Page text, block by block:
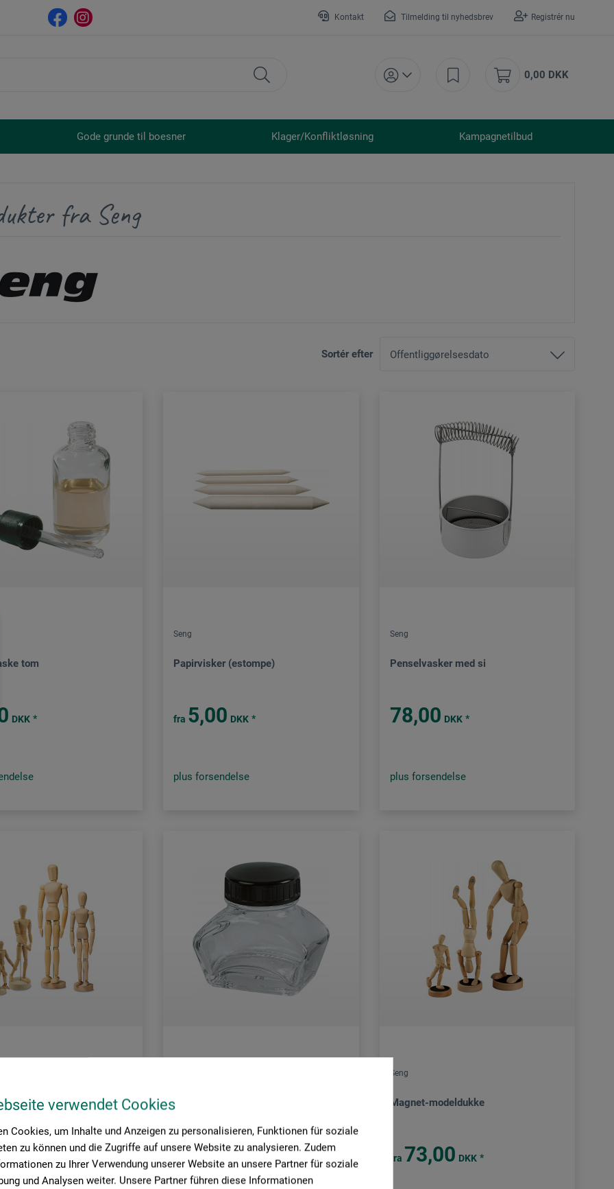
verwendet Cookies
Cookies, um Inhalte und Anzeigen zu personalisieren, Funktionen für soziale
zu können und die Zugriffe auf unsere Website zu analysieren. Zudem
zu Ihrer Verwendung unserer Website an unsere Partner für soziale
und Analysen weiter. Unsere Partner führen diese Informationen
Kontakt Tilmelding til nyhedsbrev Registrér nu
0,00 DKK
Gode grunde til boesner Klager/Konfliktløsning Kampagnetilbud
fra Seng
Sortér efter
tom
DKK *
Seng
Papirvisker (estompe)
fra 5,00 DKK *
plus forsendelse
Seng
Penselvasker med si
78,00 DKK *
plus forsendelse
DKK
Tusch-/blækglas
21,00
Seng
Magnet-modeldukke
fra 73,00 DKK *